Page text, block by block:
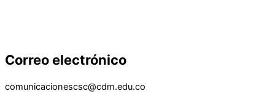
Correo electrónico
comunicacionescsc@cdm.edu.co